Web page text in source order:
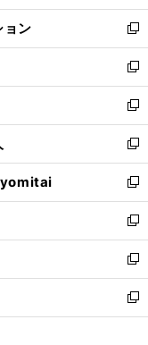
開
く
ウ
で
開
く
ン
ド
ウ
で
開
く
ウ
ィ
ン
ド
ウ
で
開
く
ョン
新
し
い
ウ
ィ
ン
ド
ウ
で
開
く
新
し
い
ウ
ィ
ン
ド
ウ
で
開
く
新
し
い
ウ
ィ
ン
ド
ウ
で
開
く
新
し
い
ウ
ィ
ン
ド
ウ
で
開
yomitai
新
し
い
ウ
ィ
ン
ド
ウ
新
し
い
ウ
ィ
ン
新
し
い
ウ
新
し